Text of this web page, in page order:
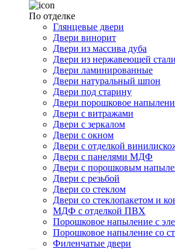
По отделке
Глянцевые двери
Двери винорит
Двери из массива дуба
Двери из нержавеющей стали
Двери ламинированные
Двери натуральный шпон
Двери под старину
Двери порошковое
Двери с витражами
Двери с зеркалом
Двери с окном
Двери с отделкой
Двери с панелями МДФ
Двери с порошковым
Двери с резьбой
Двери со стеклом
Двери со стеклопакетом и
МДФ с отделкой ПВХ
Порошковое напыление с
Порошковое напыление со
Филенчатые двери